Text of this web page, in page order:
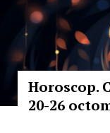
Horoscop.
20-26